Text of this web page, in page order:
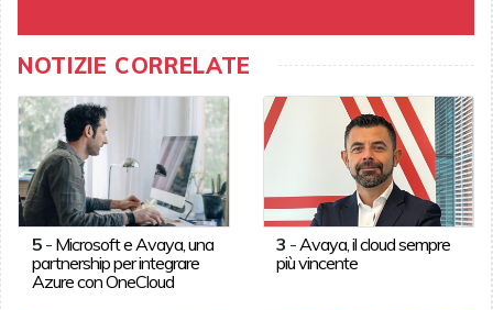
NOTIZIE CORRELATE
5- Microsoft e Avaya, una
partnership per integrare
Azure con OneCloud
3 - Avaya, il cloud sempre
più vincente